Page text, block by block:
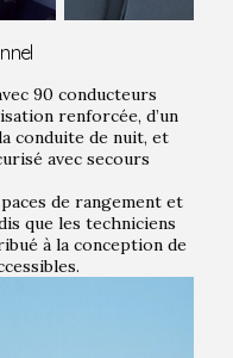
90 conducteurs
renforcée, d’un
conduite de nuit, et
avec secours
de rangement et
que les techniciens
à la conception de